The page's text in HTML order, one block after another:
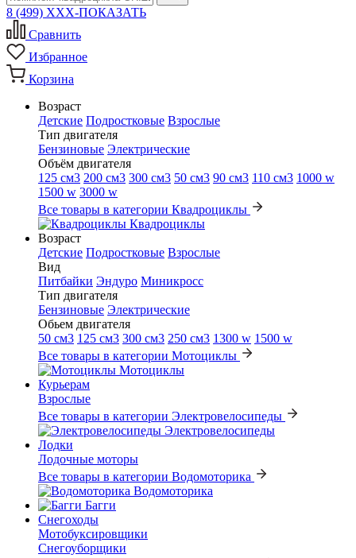
8 (499) XXX-ПОКАЗАТЬ
Сравнить
Избранное
Корзина
Возраст
Детские Подростковые Взрослые
Тип двигателя
Бензиновые Электрические
Объём двигателя
125 см3 200 см3 300 см3 50 см3 90 см3 110 см3 1000 w
1500 w 3000 w
Все товары в категории Квадроциклы
Квадроциклы
Возраст
Детские Подростковые Взрослые
Вид
Питбайки Эндуро Миникросс
Тип двигателя
Бензиновые Электрические
Обьем двигателя
50 см3 125 см3 300 см3 250 см3 1300 w 1500 w
Все товары в категории Мотоциклы
Мотоциклы
Курьерам
Взрослые
Все товары в категории Электровелосипеды
Электровелосипеды
Лодки
Лодочные моторы
Все товары в категории Водомоторика
Водомоторика
Багги
Снегоходы
Мотобуксировщики
Снегоуборщики